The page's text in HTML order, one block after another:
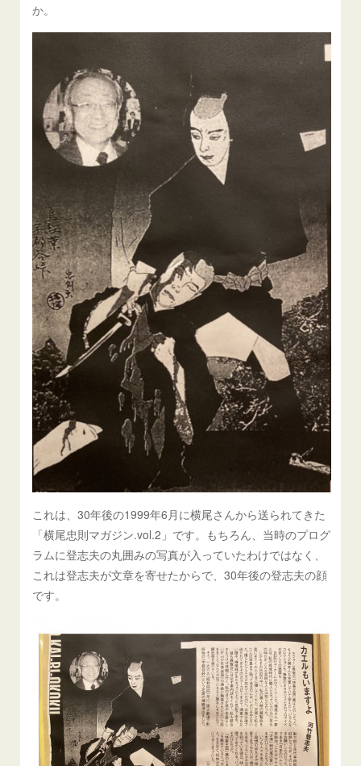
か。
これは、30年後の1999年6月に横尾さんから送られてきた
「横尾忠則マガジン.vol.2」です。もちろん、当時のプログ
ラムに登志夫の丸囲みの写真が入っていたわけではなく、
これは登志夫が文章を寄せたからで、30年後の登志夫の顔
です。